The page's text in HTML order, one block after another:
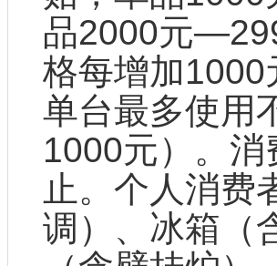
品2000元
格每增加1000
单台最多使用
1000元）。
止。个人消费
调）、冰箱（